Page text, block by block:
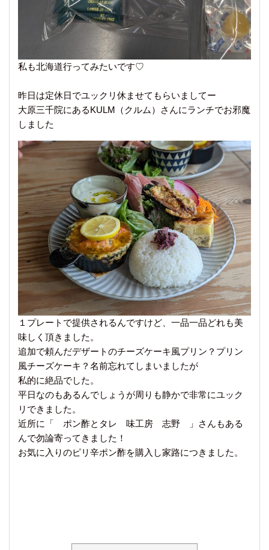
私も北海道行ってみたいです♡
昨日は定休日でユックリ休ませてもらいましてー
大原三千院にあるKULM（クルム）さんにランチでお邪魔
しました
１プレートで提供されるんですけど、一品一品どれも美
味しく頂きました。
追加で頼んだデザートのチーズケーキ風プリン？プリン
風チーズケーキ？名前忘れてしまいましたが
私的に絶品でした。
平日なのもあるんでしょうが周りも静かで非常にユック
リできました。
近所に「 ポン酢とタレ 味工房 志野 」さんもある
んで勿論寄ってきました！
お気に入りのピリ辛ポン酢を購入し家路につきました。